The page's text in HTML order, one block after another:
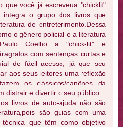
que você já escreveua "chicklit"
integra o grupo dos livros que
de entreterimento.Dessa
o gênero policial e a literatura
Coelho a "chick-lit" é
com sentenças curtas e
de fácil acesso, já que seu
aos seus leitores uma reflexão
os clássicos/canônes da
distrair e divertir o seu público.
livros de auto-ajuda não são
são guias com uma
técnica que têm como objetivo